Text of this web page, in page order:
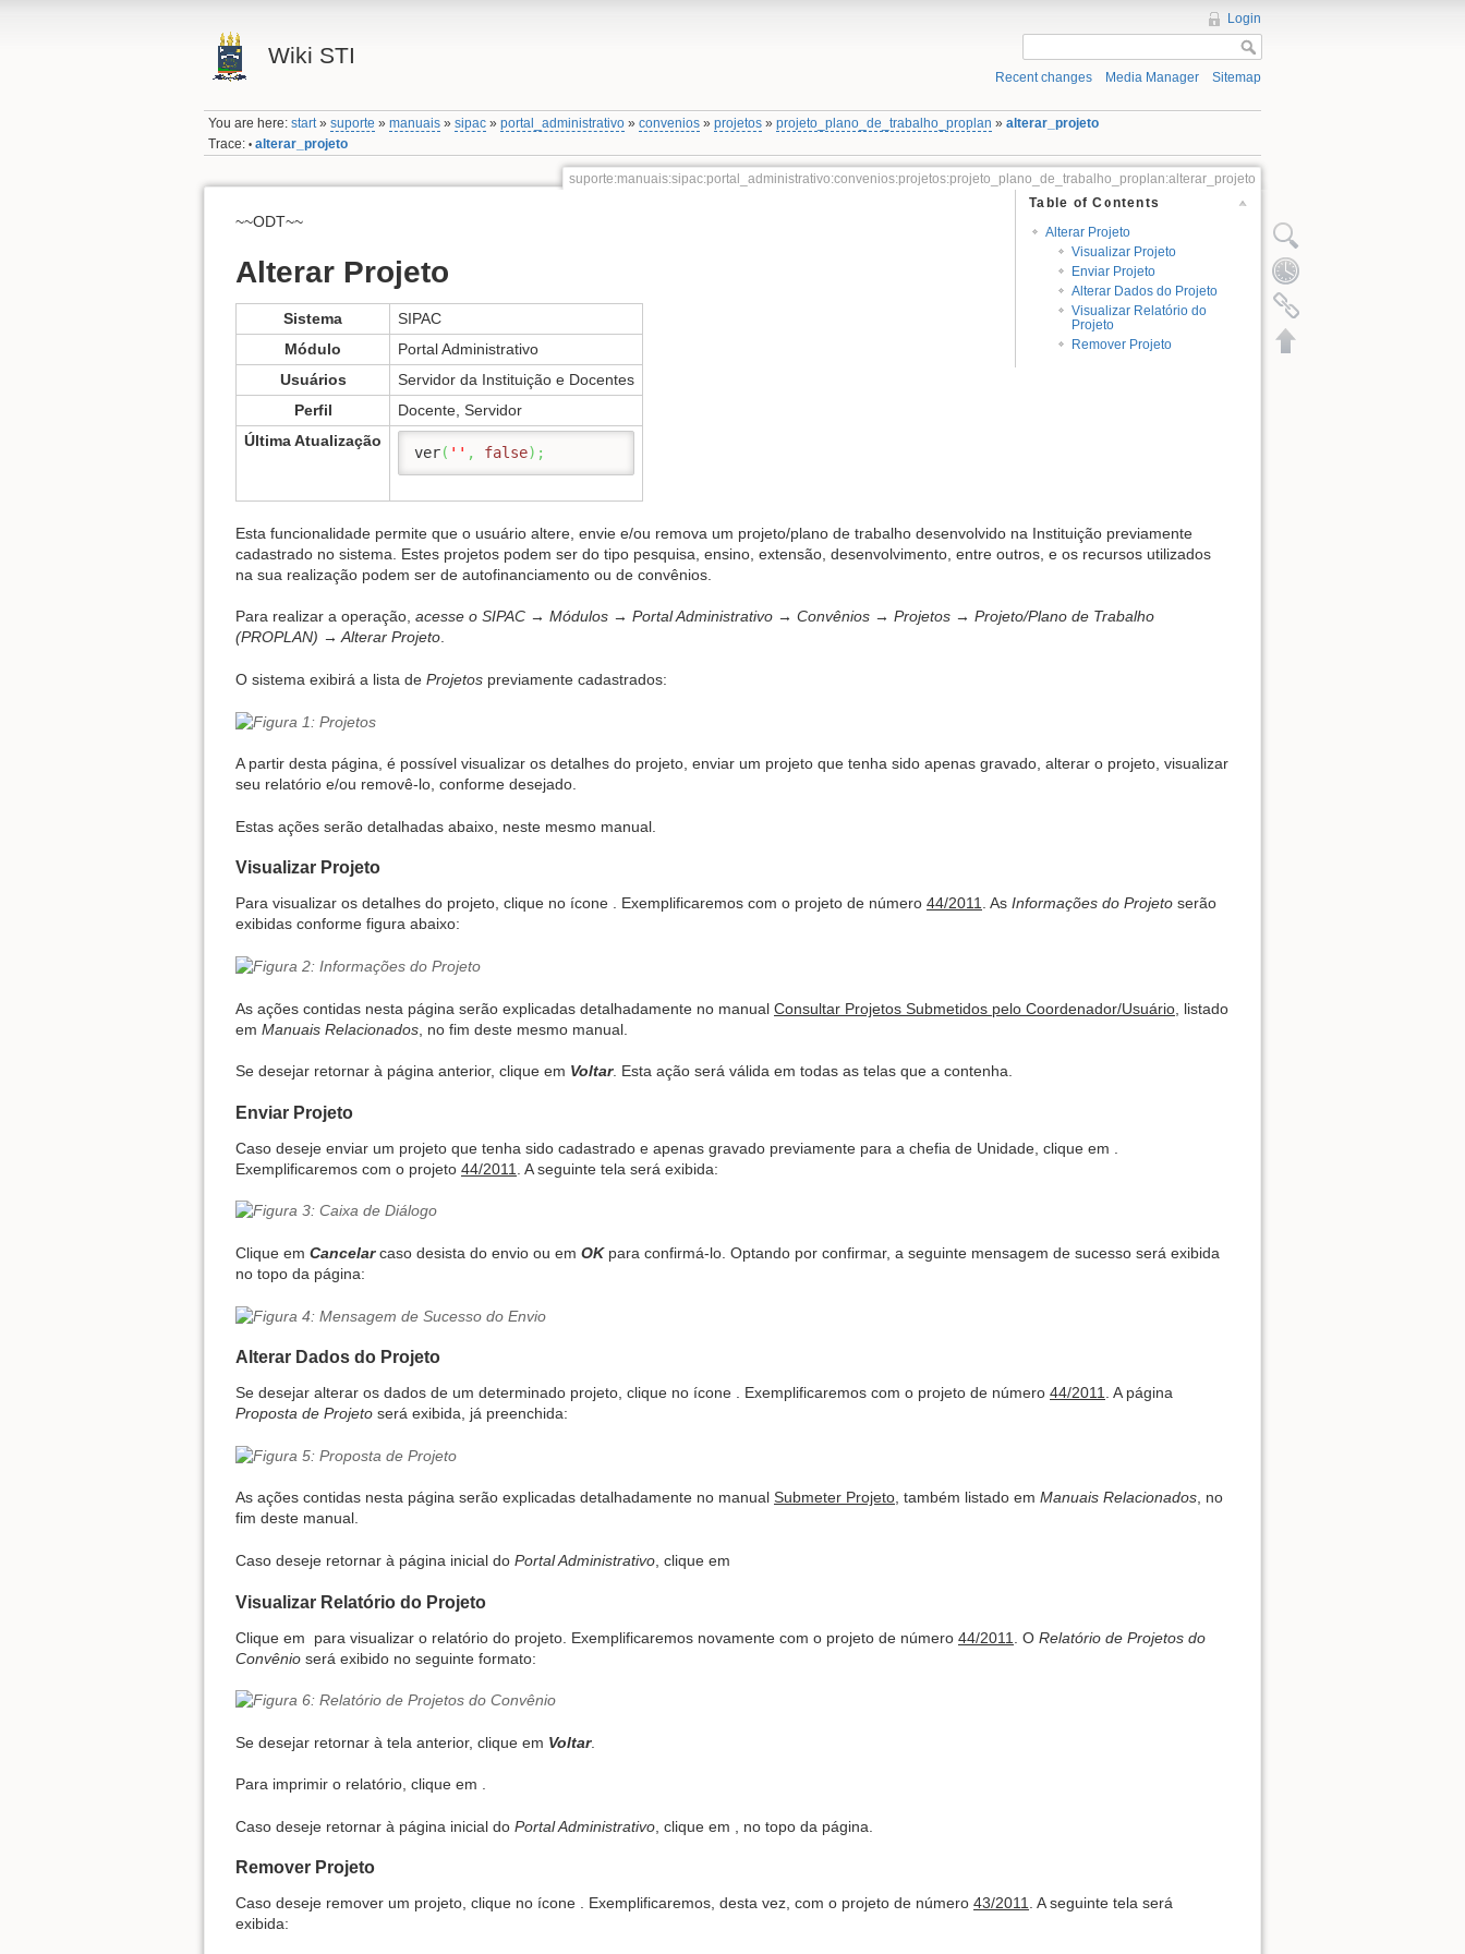
Wiki STI
Login
Recent changes Media Manager Sitemap
You are here:start »suporte »manuais »sipac »portal_administrativo »convenios »projetos »projeto_plano_de_trabalho_proplan »alterar_projeto
Trace: • alterar_projeto
suporte:manuais:sipac:portal_administrativo:convenios:projetos:projeto_plano_de_trabalho_proplan:alterar_projeto
Table of Contents
Alterar Projeto
Visualizar Projeto
Enviar Projeto
Alterar Dados do Projeto
Visualizar Relatório do
Projeto
Remover Projeto
~~ODT~~
Alterar Projeto
Sistema
SIPAC
Módulo
Portal Administrativo
Usuários
Servidor da Instituição e Docentes
Perfil
Docente, Servidor
Última Atualização
ver( '' , false) ;
Esta funcionalidade permite que o usuário altere, envie e/ou remova um projeto/plano de trabalho desenvolvido na Instituição previamente
cadastrado no sistema. Estes projetos podem ser do tipo pesquisa, ensino, extensão, desenvolvimento, entre outros, e os recursos utilizados
na sua realização podem ser de autofinanciamento ou de convênios.
Para realizar a operação, acesse o SIPAC → Módulos → Portal Administrativo → Convênios → Projetos → Projeto/Plano de Trabalho
(PROPLAN) → Alterar Projeto.
O sistema exibirá a lista de Projetos previamente cadastrados:
A partir desta página, é possível visualizar os detalhes do projeto, enviar um projeto que tenha sido apenas gravado, alterar o projeto, visualizar
seu relatório e/ou removê-lo, conforme desejado.
Estas ações serão detalhadas abaixo, neste mesmo manual.
Visualizar Projeto
Para visualizar os detalhes do projeto, clique no ícone . Exemplificaremos com o projeto de número 44/2011. As Informações do Projeto serão
exibidas conforme figura abaixo:
As ações contidas nesta página serão explicadas detalhadamente no manual Consultar Projetos Submetidos pelo Coordenador/Usuário , listado
em Manuais Relacionados , no fim deste mesmo manual.
Se desejar retornar à página anterior, clique em Voltar. Esta ação será válida em todas as telas que a contenha.
Enviar Projeto
Caso deseje enviar um projeto que tenha sido cadastrado e apenas gravado previamente para a chefia de Unidade, clique em
Exemplificaremos com o projeto 44/2011 . A seguinte tela será exibida:
Clique em Cancelarcaso desista do envio ou em OKpara confirmá-lo. Optando por confirmar, a seguinte mensagem de sucesso será exibida
no topo da página:
Alterar Dados do Projeto
Se desejar alterar os dados de um determinado projeto, clique no ícone . Exemplificaremos com o projeto de número 44/2011
. A página
Proposta de Projeto será exibida, já preenchida:
As ações contidas nesta página serão explicadas detalhadamente no manual Submeter Projeto, também listado em Manuais Relacionados, no
fim deste manual.
Caso deseje retornar à página inicial do Portal Administrativo , clique em
Visualizar Relatório do Projeto
Clique em para visualizar o relatório do projeto. Exemplificaremos novamente com o projeto de número 44/2011 . O Relatório de Projetos do
Convênio será exibido no seguinte formato:
Se desejar retornar à tela anterior, clique em Voltar.
Para imprimir o relatório, clique em .
Caso deseje retornar à página inicial do Portal Administrativo , clique em , no topo da página.
Remover Projeto
Caso deseje remover um projeto, clique no ícone . Exemplificaremos, desta vez, com o projeto de número 43/2011. A seguinte tela será
exibida: